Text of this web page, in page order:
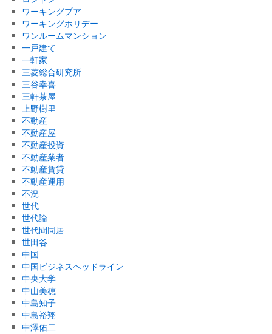
ワーキングプア
ワーキングホリデー
ワンルームマンション
一戸建て
一軒家
三菱総合研究所
三谷幸喜
三軒茶屋
上野樹里
不動産
不動産屋
不動産投資
不動産業者
不動産賃貸
不動産運用
不況
世代
世代論
世代間同居
世田谷
中国
中国ビジネスヘッドライン
中央大学
中山美穂
中島知子
中島裕翔
中澤佑二